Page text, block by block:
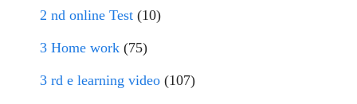
2 nd online Test (10)
3 Home work (75)
3 rd e learning video (107)